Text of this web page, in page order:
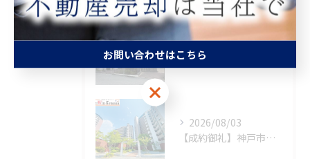
2026/08/03
【成約御礼】神戸市西区
お問い合わせはこちら
お問い合わせはこちら